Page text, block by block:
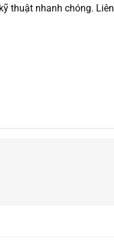
thuật nhanh chóng. Liên